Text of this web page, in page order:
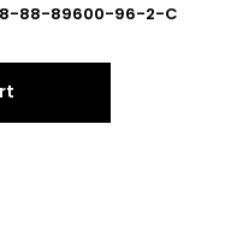
88-89600-96-2-C